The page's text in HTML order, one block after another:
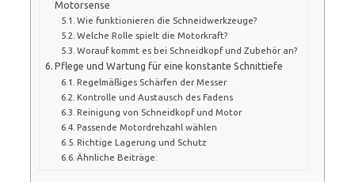
Motorsense
Wie funktionieren die Schneidwerkzeuge?
Welche Rolle spielt die Motorkraft?
Worauf kommt es bei Schneidkopf und Zubehör an?
Pflege und Wartung für eine konstante Schnittiefe
Regelmäßiges Schärfen der Messer
Kontrolle und Austausch des Fadens
Reinigung von Schneidkopf und Motor
Passende Motordrehzahl wählen
Richtige Lagerung und Schutz
Ähnliche Beiträge: